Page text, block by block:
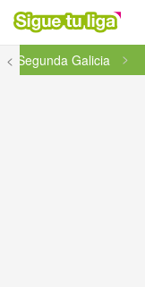
< Segunda Galicia